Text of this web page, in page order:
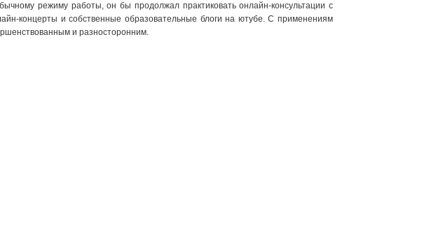
режиму работы, он бы продолжал практиковать онлайн-консультации с
концерты и собственные образовательные блоги на ютубе. С применениям
и разносторонним.